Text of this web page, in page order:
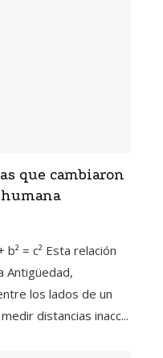
que cambiaron
= c² Esta relación
Antigüedad,
los lados de un
distancias inacc...